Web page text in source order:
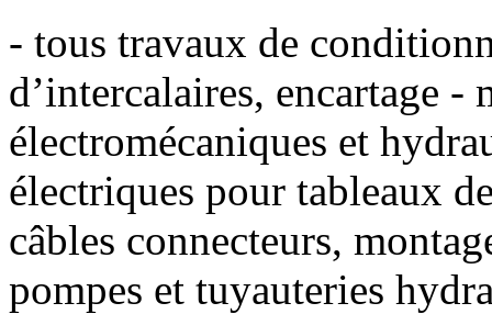
- tous travaux de
d’intercalaires, encartage -
électromécaniques et
électriques pour tableaux
câbles connecteurs,
pompes et tuyauteries